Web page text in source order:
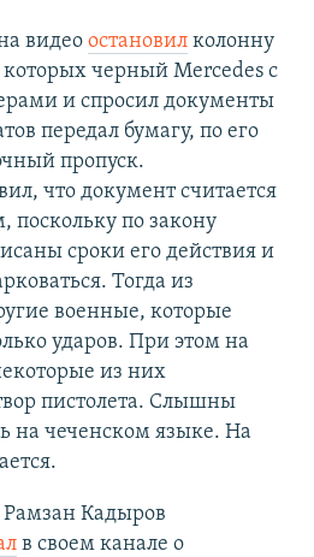
видео остановилколонну
черный Mercedes с
и спросил документы
передал бумагу, по его
пропуск.
что документ считается
поскольку по закону
сроки его действия и
Тогда из
военные, которые
ударов. При этом на
из них
пистолета. Слышны
на чеченском языке. На
Рамзан Кадыров
в своем канале о